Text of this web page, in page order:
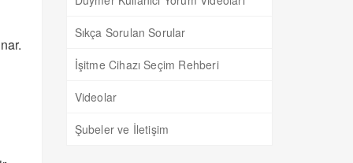
Sıkça Sorulan Sorular
İşitme Cihazı Seçim Rehberi
Videolar
Şubeler ve İletişim